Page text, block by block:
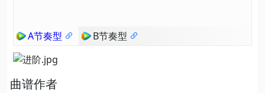
A节奏型 B节奏型
曲谱作者